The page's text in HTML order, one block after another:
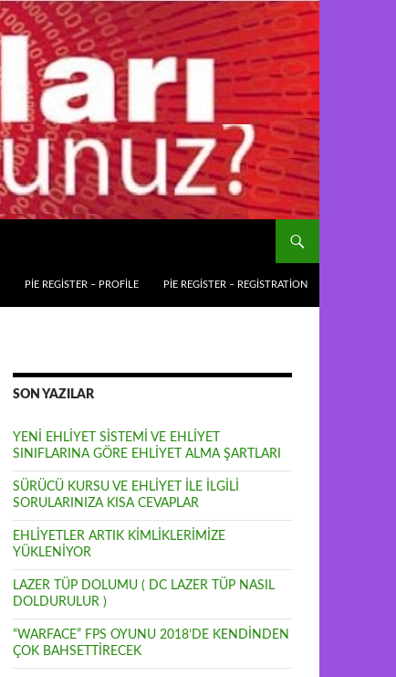
PIE REGISTER – PROFILE PIE REGISTER – REGISTRATION
SON YAZILAR
YENİ EHLİYET SİSTEMİ VE EHLİYET
SINIFLARINA GÖRE EHLİYET ALMA ŞARTLARI
SÜRÜCÜ KURSU VE EHLİYET İLE İLGİLİ
SORULARINIZA KISA CEVAPLAR
EHLİYETLER ARTIK KİMLİKLERİMİZE
YÜKLENİYOR
LAZER TÜP DOLUMU ( DC LAZER TÜP NASIL
DOLDURULUR )
“WARFACE” FPS OYUNU 2018’DE KENDİNDEN
ÇOK BAHSETTİRECEK